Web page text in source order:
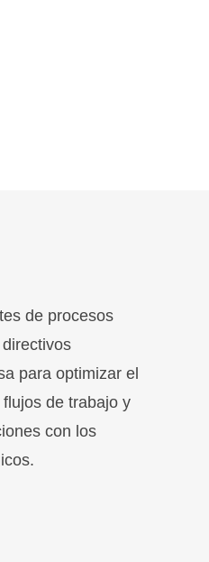
de procesos
para optimizar el
de trabajo y
con los